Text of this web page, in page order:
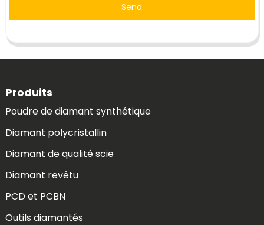
Send
Produits
Poudre de diamant synthétique
Diamant polycristallin
Diamant de qualité scie
Diamant revêtu
PCD et PCBN
Outils diamantés